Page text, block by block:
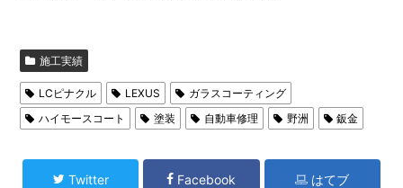
施工実績
LCピナクル LEXUS
ガラスコーティング
ハイモースコート
塗装 自動車修理 野洲 鈑金
Twitter Facebook はてブ